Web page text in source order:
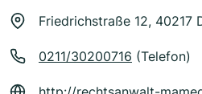
Friedrichstraße 12, 40217
0211/30200716 (Telefon)